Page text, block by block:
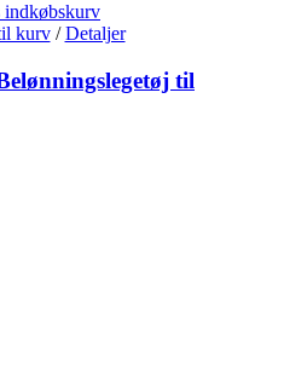
indkøbskurv
kurv / Detaljer
til